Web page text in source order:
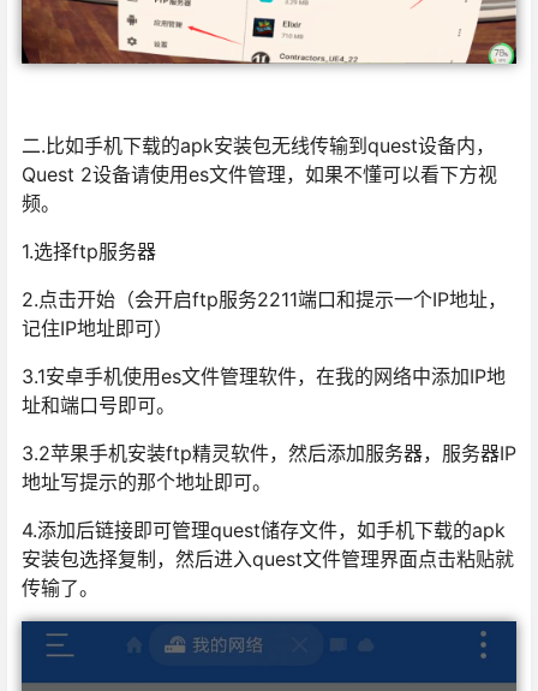
二.比如手机下载的apk安装包无线传输到quest设备内，
Quest 2设备请使用es文件管理，如果不懂可以看下方视
频。
1.选择ftp服务器
2.点击开始（会开启ftp服务2211端口和提示一个IP地址，
记住IP地址即可）
3.1安卓手机使用es文件管理软件，在我的网络中添加IP地
址和端口号即可。
3.2苹果手机安装ftp精灵软件，然后添加服务器，服务器IP
地址写提示的那个地址即可。
4.添加后链接即可管理quest储存文件，如手机下载的apk
安装包选择复制，然后进入quest文件管理界面点击粘贴就
传输了。